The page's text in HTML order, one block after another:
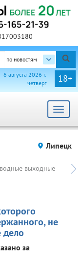
по новостям
18+
6 августа 2026 г.
четверг
Toggle
Липецк
выходные
не
дело
за